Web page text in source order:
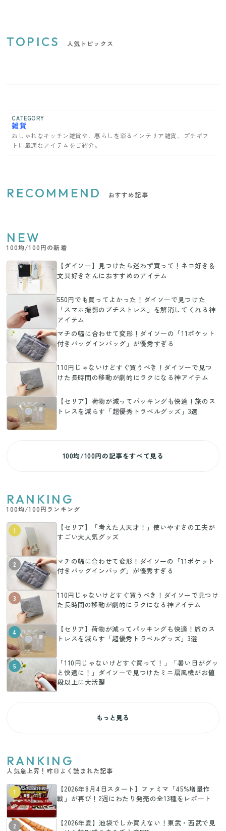
TOPICS 人気トピックス
CATEGORY
雑貨
おしゃれなキッチン雑貨や、暮らしを彩るインテリア雑貨、プチギフ
トに最適なアイテムをご紹介。
RECOMMEND おすすめ記事
NEW
100均/100円の新着
【ダイソー】見つけたら迷わず買って！ネコ好き＆
文具好きさんにおすすめのアイテム
550円でも買ってよかった！ダイソーで見つけた
「スマホ撮影のプチストレス」を解消してくれる神
アイテム
マチの幅に合わせて変形！ダイソーの「11ポケット
付きバッグインバッグ」が優秀すぎる
110円じゃないけどすぐ買うべき！ダイソーで見つ
けた長時間の移動が劇的にラクになる神アイテム
【セリア】荷物が減ってパッキングも快適！旅のス
トレスを減らす「超優秀トラベルグッズ」3選
100均/100円の記事をすべて見る
RANKING
100均/100円ランキング
1
【セリア】「考えた人天才！」使いやすさの工夫が
すごい大人気グッズ
2
マチの幅に合わせて変形！ダイソーの「11ポケット
付きバッグインバッグ」が優秀すぎる
3
110円じゃないけどすぐ買うべき！ダイソーで見つけ
た長時間の移動が劇的にラクになる神アイテム
4
【セリア】荷物が減ってパッキングも快適！旅のス
トレスを減らす「超優秀トラベルグッズ」3選
5
「110円じゃないけどすぐ買って！」「暑い日がグッ
と快適に！」ダイソーで見つけたミニ扇風機がお値
段以上に大活躍
もっと見る
RANKING
人気急上昇！昨日よく読まれた記事
1
【2026年8月4日スタート】ファミマ「45%増量作
戦」が再び！2週にわたり発売の全13種をレポート
2
【2026年夏】池袋でしか買えない！東武・西武で見